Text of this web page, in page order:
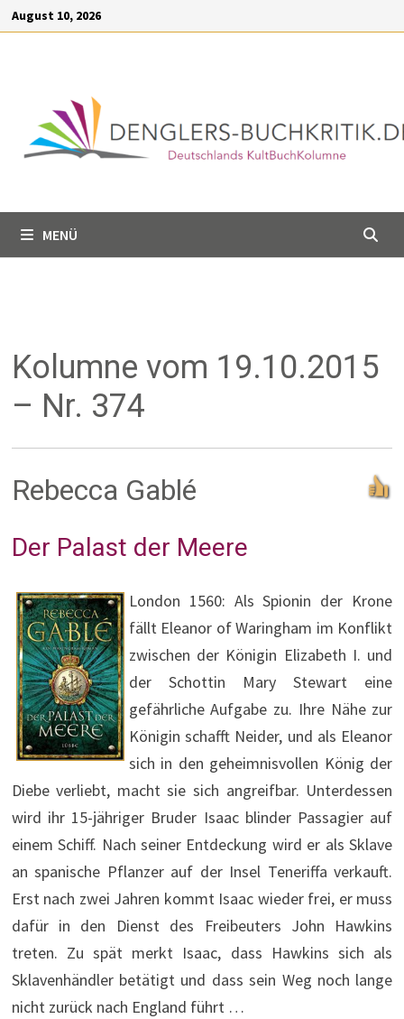
springen
August 10, 2026
MENÜ
Kolumne vom 19.10.2015
– Nr. 374
Rebecca Gablé
Der Palast der Meere
London 1560: Als Spionin der Krone
fällt Eleanor of Waringham im Konflikt
zwischen der Königin Elizabeth I. und
der Schottin Mary Stewart eine
gefährliche Aufgabe zu. Ihre Nähe zur
Königin schafft Neider, und als Eleanor
sich in den geheimnisvollen König der
Diebe verliebt, macht sie sich angreifbar. Unterdessen
wird ihr 15-jähriger Bruder Isaac blinder Passagier auf
einem Schiff. Nach seiner Entdeckung wird er als Sklave
an spanische Pflanzer auf der Insel Teneriffa verkauft.
Erst nach zwei Jahren kommt Isaac wieder frei, er muss
dafür in den Dienst des Freibeuters John Hawkins
treten. Zu spät merkt Isaac, dass Hawkins sich als
Sklavenhändler betätigt und dass sein Weg noch lange
nicht zurück nach England führt …